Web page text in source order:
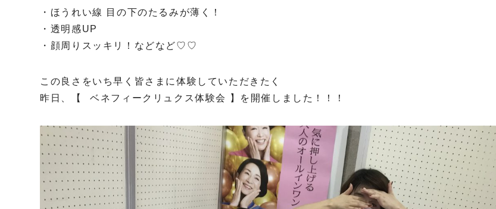
・ほうれい線 目の下のたるみが薄く！
・透明感UP
・顔周りスッキリ！などなど♡♡
この良さをいち早く皆さまに体験していただきたく
昨日、【⠀ベネフィークリュクス体験会 】を開催しました！！！